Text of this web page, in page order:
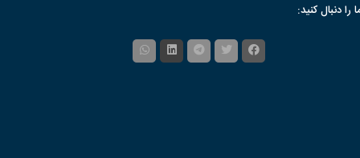
را دنبال کنید: